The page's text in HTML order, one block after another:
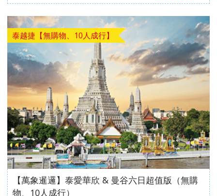
泰越捷【無購物、10人成行】
【萬象暹邏】泰愛華欣 & 曼谷六日超值版（無購
物、10人成行）